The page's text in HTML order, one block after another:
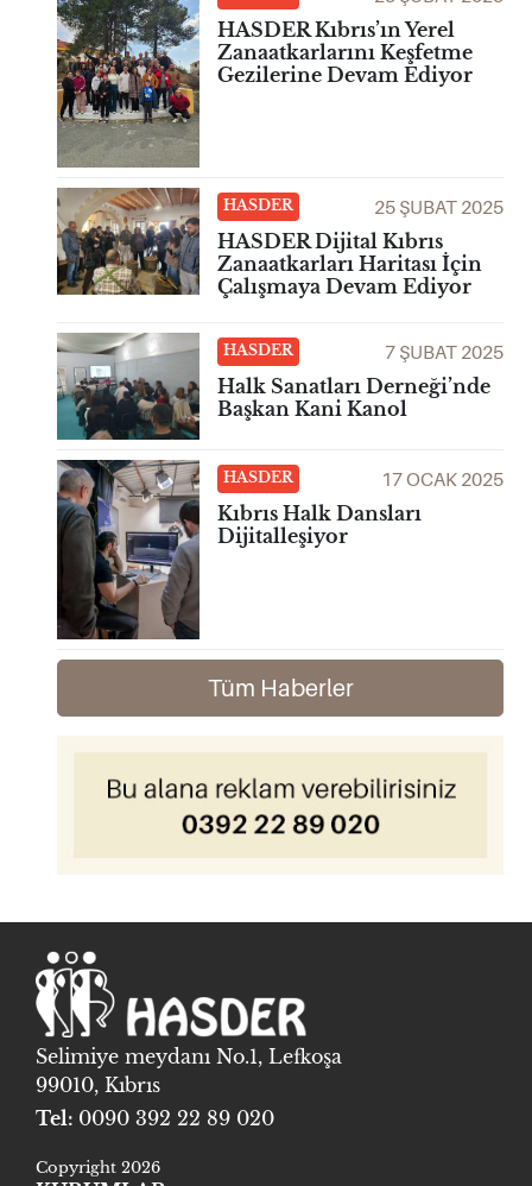
HASDER Kıbrıs’ın Yerel
Zanaatkarlarını Keşfetme
Gezilerine Devam Ediyor
HASDER
25 ŞUBAT 2025
HASDER Dijital Kıbrıs
Zanaatkarları Haritası İçin
Çalışmaya Devam Ediyor
HASDER
7 ŞUBAT 2025
Halk Sanatları Derneği’nde
Başkan Kani Kanol
HASDER
17 OCAK 2025
Kıbrıs Halk Dansları
Dijitalleşiyor
Tüm Haberler
Selimiye meydanı No.1, Lefkoşa
99010, Kıbrıs
Tel: 0090 392 22 89 020
Copyright 2026